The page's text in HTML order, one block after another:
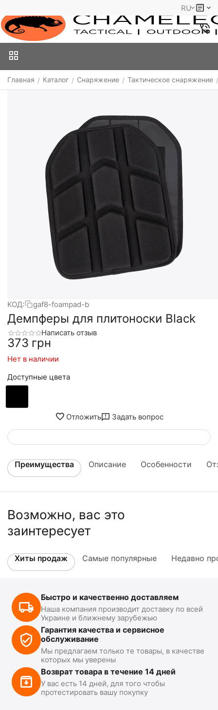
RU
Главная / Каталог / Снаряжение / Тактическое снаряжение /
КОД: gaf8-foampad-b
Демпферы для плитоноски Black
Написать отзыв
‍373‍ грн
Нет в наличии
Доступные цвета
Отложить Задать вопрос
Преимущества Описание Особенности
Возможно, вас это
заинтересует
Хиты продаж Самые популярные Недавно
Быстро и качественно доставляем
Наша компания производит доставку по всей
Украине и ближнему зарубежью
Гарантия качества и сервисное
обслуживание
Мы предлагаем только те товары, в качестве
которых мы уверены
Возврат товара в течение 14 дней
У вас есть 14 дней, для того чтобы
протестировать вашу покупку